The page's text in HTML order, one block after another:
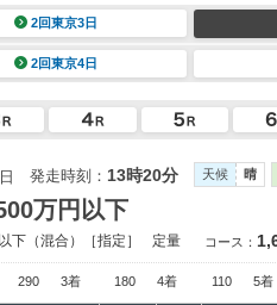
2回東京3日
2回東京4日
発走時刻： 13時20分 天候 晴
万円以下
下 （混合）［指定］ 定量 コース：
290 3着 180 4着 110 5着